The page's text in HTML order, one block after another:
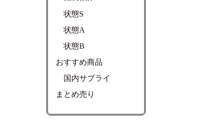
状態S
状態A
状態B
おすすめ商品
国内サプライ
まとめ売り